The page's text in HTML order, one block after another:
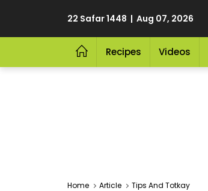
22 Safar 1448 | Aug 07, 2026
Recipes Videos
Home Article Tips And Totkay